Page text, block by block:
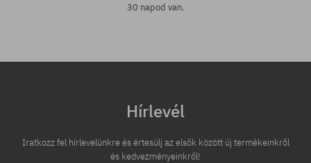
30 napod van.
Hírlevél
Iratkozz fel hírlevelünkre és értesülj az elsők között új termékeinkről
és kedvezményeinkről!